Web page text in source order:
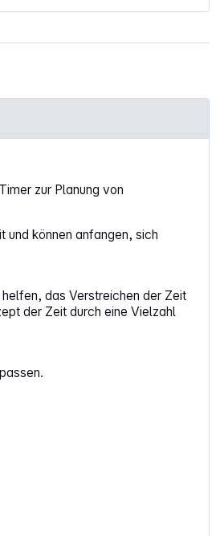
zur Planung von
und können anfangen, sich
das Verstreichen der Zeit
der Zeit durch eine Vielzahl